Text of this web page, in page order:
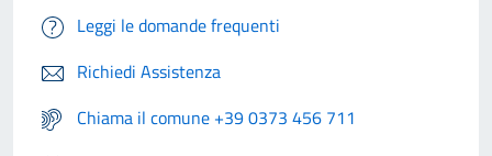
Leggi le domande frequenti
Richiedi Assistenza
Chiama il comune +39 0373 456 711